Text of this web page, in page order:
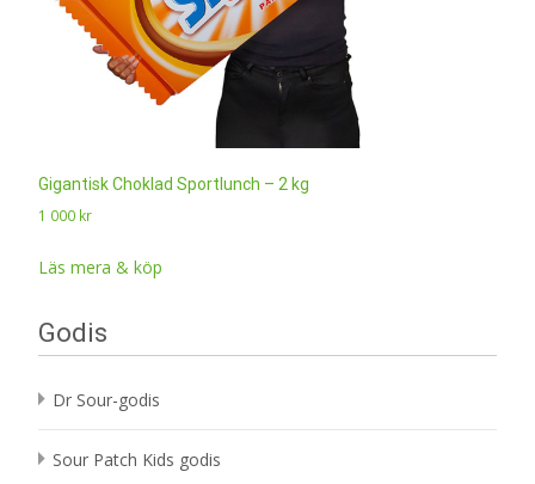
Gigantisk Choklad Sportlunch – 2 kg
1 000 kr
Läs mera & köp
Godis
Dr Sour-godis
Sour Patch Kids godis